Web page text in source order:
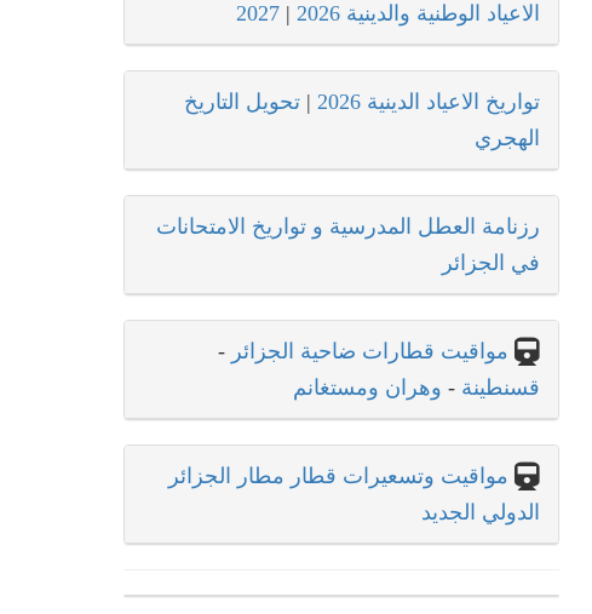
الاعياد الوطنية والدينية 2026 |
2027
تواريخ الاعياد الدينية 2026 | تحويل التاريخ
الهجري
رزنامة العطل المدرسية و تواريخ الامتحانات
في الجزائر
مواقيت قطارات ضاحية الجزائر -
قسنطينة - وهران ومستغانم
مواقيت وتسعيرات قطار مطار الجزائر
الدولي الجديد